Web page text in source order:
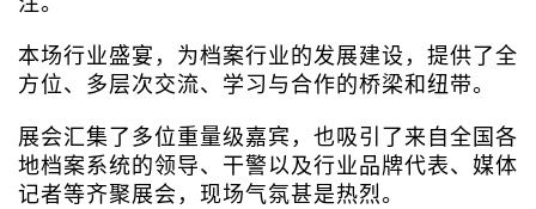
本场行业盛宴，为档案行业的发展建设，提供了全
方位、多层次交流、学习与合作的桥梁和纽带。
展会汇集了多位重量级嘉宾，也吸引了来自全国各
地档案系统的领导、干警以及行业品牌代表、媒体
记者等齐聚展会，现场气氛甚是热烈。